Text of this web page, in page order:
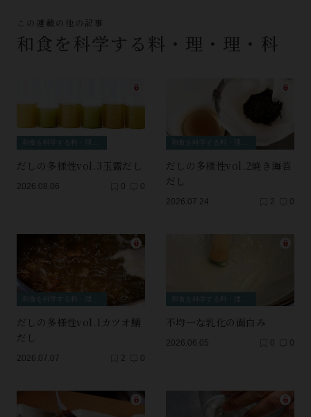
この連載の他の記事
和食を科学する料・理・理・科
だしの多様性vol.3玉露だし
2026.08.06 0 0
だしの多様性vol.2焼き海苔
だし
2026.07.24 2 0
だしの多様性vol.1カツオ鯖
だし
2026.07.07 2 0
不均一な乳化の面白み
2026.06.05 0 0